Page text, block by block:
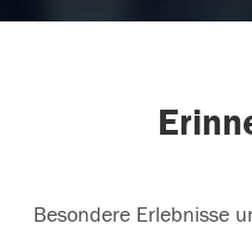
Besondere Erlebnisse